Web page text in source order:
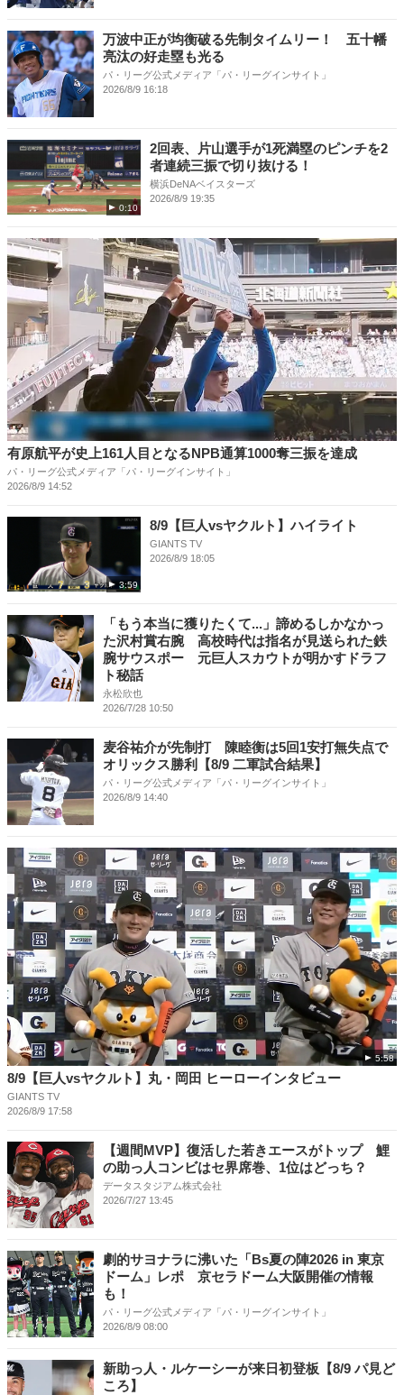
万波中正が均衡破る先制タイムリー！ 五十幡
亮汰の好走塁も光る
パ・リーグ公式メディア「パ・リーグインサイト」
2026/8/9 16:18
0:10
2回表、片山選手が1死満塁のピンチを2
者連続三振で切り抜ける！
横浜DeNAベイスターズ
2026/8/9 19:35
有原航平が史上161人目となるNPB通算1000奪三振を達成
パ・リーグ公式メディア「パ・リーグインサイト」
2026/8/9 14:52
3:59
8/9【巨人vsヤクルト】ハイライト
GIANTS TV
2026/8/9 18:05
「もう本当に獲りたくて...」諦めるしかなかっ
た沢村賞右腕 高校時代は指名が見送られた鉄
腕サウスポー 元巨人スカウトが明かすドラフ
ト秘話
永松欣也
2026/7/28 10:50
麦谷祐介が先制打 陳睦衡は5回1安打無失点で
オリックス勝利【8/9 二軍試合結果】
パ・リーグ公式メディア「パ・リーグインサイト」
2026/8/9 14:40
5:58
8/9【巨人vsヤクルト】丸・岡田 ヒーローインタビュー
GIANTS TV
2026/8/9 17:58
【週間MVP】復活した若きエースがトップ 鯉
の助っ人コンビはセ界席巻、1位はどっち？
データスタジアム株式会社
2026/7/27 13:45
劇的サヨナラに沸いた「Bs夏の陣2026 in 東京
ドーム」レポ 京セラドーム大阪開催の情報
も！
パ・リーグ公式メディア「パ・リーグインサイト」
2026/8/9 08:00
新助っ人・ルケーシーが来日初登板【8/9 パ見ど
ころ】